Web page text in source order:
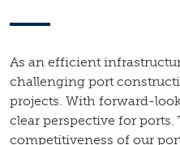
As an efficient
challenging port
projects. With forward-
clear perspective for ports.
competitiveness of our